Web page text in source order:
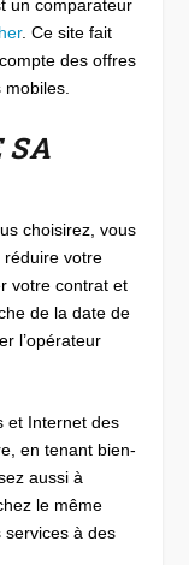
un comparateur
. Ce site fait
des offres
mobiles.
SA
choisirez, vous
réduire votre
votre contrat et
de la date de
l’opérateur
et Internet des
en tenant bien-
aussi à
le même
services à des